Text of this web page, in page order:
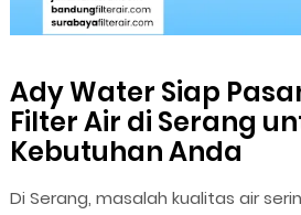
Ady Water Siap
Filter Air di Serang
Kebutuhan Anda
Di Serang, masalah kualitas air